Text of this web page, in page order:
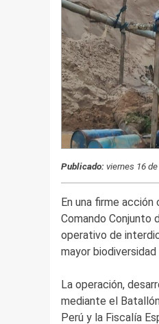
Publicado:viernes 16
En una firme
Comando Conjunto
operativo de
mayor biodiversidad
La operación,
mediante el
Perú y la Fiscalía